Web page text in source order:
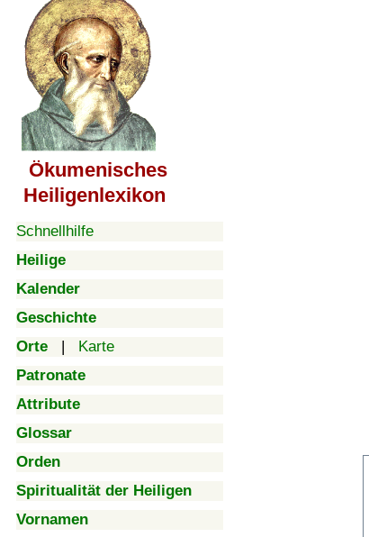
Ökumenisches
Heiligenlexikon
Schnellhilfe
Heilige
Kalender
Geschichte
Orte | Karte
Patronate
Attribute
Glossar
Orden
Spiritualität der Heiligen
Vornamen